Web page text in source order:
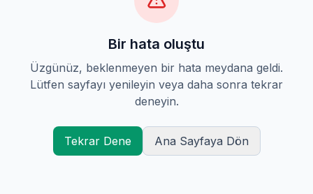
Bir hata oluştu
Üzgünüz, beklenmeyen bir hata meydana geldi.
Lütfen sayfayı yenileyin veya daha sonra tekrar
deneyin.
Tekrar Dene Ana Sayfaya Dön